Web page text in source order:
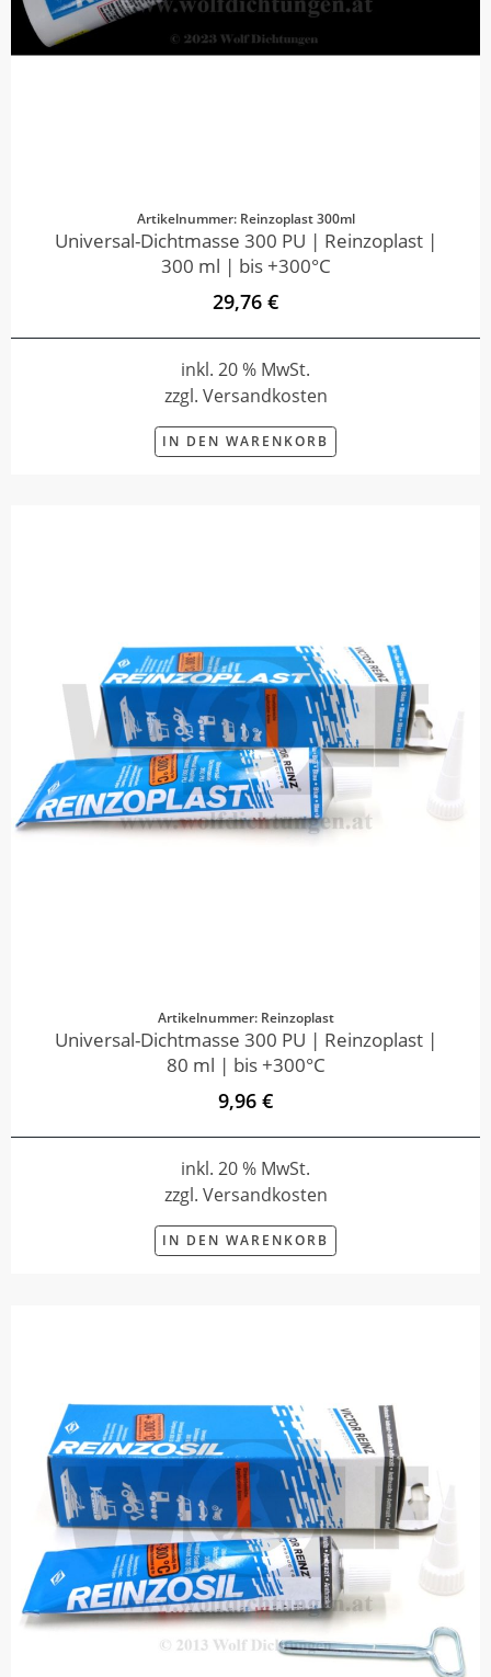
Artikelnummer: Reinzoplast 300ml
Universal-Dichtmasse 300 PU | Reinzoplast |
300 ml | bis +300°C
29,76 €
inkl. 20 % MwSt.
zzgl. Versandkosten
IN DEN WARENKORB
Artikelnummer: Reinzoplast
Universal-Dichtmasse 300 PU | Reinzoplast |
80 ml | bis +300°C
9,96 €
inkl. 20 % MwSt.
zzgl. Versandkosten
IN DEN WARENKORB